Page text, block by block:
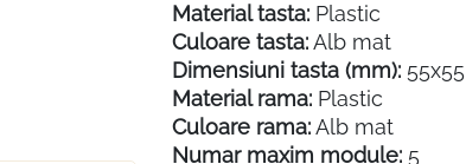
Material tasta: Plastic
Culoare tasta:Alb mat
Dimensiuni tasta (mm): 55x55
Material rama: Plastic
Culoare rama:Alb mat
Numar maxim module: 5